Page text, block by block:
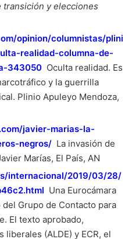
y elecciones
opinion/columnistas/plini
realidad-columna-de-
343050 Oculta realidad. Es
y la guerrilla
Plinio Apuleyo Mendoza,
javier-marias-la-
negros/ La invasión de
Marías, El País, AN
internacional/2019/03/28/
Una Eurocámara
Grupo de Contacto para
El texto aprobado,
liberales (ALDE) y ECR, el